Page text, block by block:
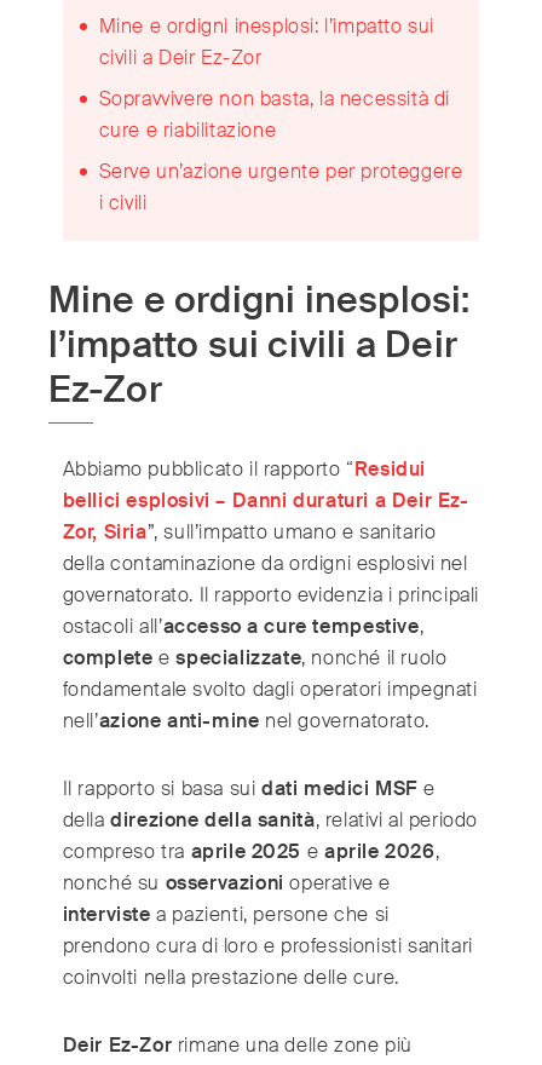
Mine e ordigni inesplosi: l’impatto sui
civili a Deir Ez-Zor
Sopravvivere non basta, la necessità di
cure e riabilitazione
Serve un’azione urgente per proteggere
i civili
Mine e ordigni inesplosi:
l’impatto sui civili a Deir
Ez-Zor
Abbiamo pubblicato il rapporto “Residui
bellici esplosivi – Danni duraturi a Deir Ez-
Zor, Siria”, sull’impatto umano e sanitario
della contaminazione da ordigni esplosivi nel
governatorato. Il rapporto evidenzia i principali
ostacoli all’accesso a cure tempestive,
complete especializzate, nonché il ruolo
fondamentale svolto dagli operatori impegnati
nell’azione anti-mine nel governatorato.
Il rapporto si basa suidati medici MSF e
delladirezione della sanità, relativi al periodo
compreso tra aprile 2025 e aprile 2026,
nonché su osservazioni operative e
interviste a pazienti, persone che si
prendono cura di loro e professionisti sanitari
coinvolti nella prestazione delle cure.
Deir Ez-Zor rimane una delle zone più
Turkey (Türkiye)
United Kingdom (English)
United Arab Emirates (English/العربية)
United States (English)